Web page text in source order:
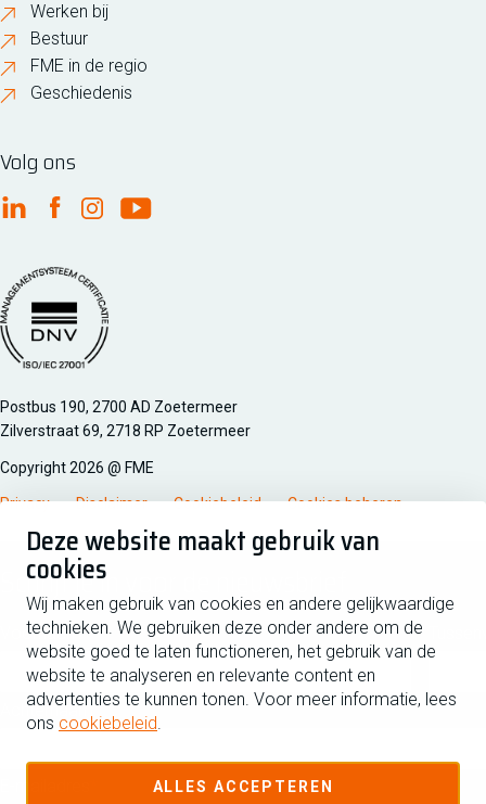
Deze website maakt gebruik van
cookies
Wij maken gebruik van cookies en andere gelijkwaardige
technieken. We gebruiken deze onder andere om de
website goed te laten functioneren, het gebruik van de
website te analyseren en relevante content en
advertenties te kunnen tonen. Voor meer informatie, lees
ons cookiebeleid.
ALLES ACCEPTEREN
Werken bij
Bestuur
FME in de regio
Geschiedenis
Volg ons
FME Linkedin
FME Facebook
FME Instagram
FME Youtube
Managementsyteem certificatie DNV iso/iec 27001
Postbus 190, 2700 AD Zoetermeer
Zilverstraat 69, 2718 RP Zoetermeer
Copyright 2026 @ FME
Privacy Disclaimer Cookiebeleid Cookies beheren
Schrijf je in voor de nieuwsbrief
Voornaam
Achternaam